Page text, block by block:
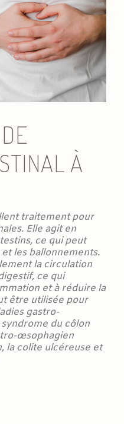
À
traitement pour
Elle agit en
ce qui peut
les ballonnements.
la circulation
ce qui
et à réduire la
être utilisée pour
gastro-
du côlon
œsophagien
la colite ulcéreuse et